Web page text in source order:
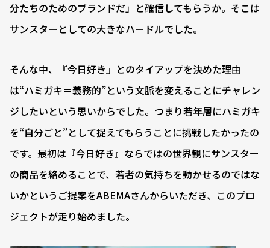
分たちのためのブランドだ」と確信してもらうか。そこは
サンスターとしての大きなハードルでした。
そんな中、『今日好き』とのタイアップを決めた理由
は“ハミガキ＝義務的”という文脈を変えることにチャレン
ジしたいという思いからでした。つまり若年層にハミガキ
を“自分ごと”として捉えてもらうことに挑戦したかったの
です。最初は『今日好き』ならではの世界観にサンスター
の商品を絡めることで、若者の気持ちを動かせるのではな
いかというご提案をABEMAさんからいただき、このプロ
ジェクトが走り始めました。